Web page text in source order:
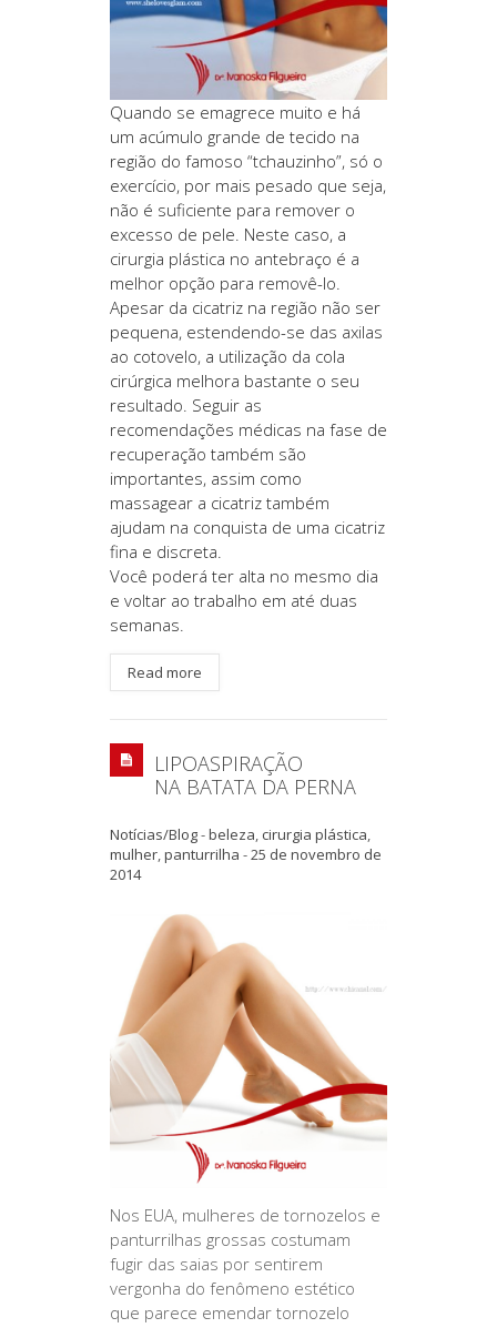
Quando se emagrece muito e há
um acúmulo grande de tecido na
região do famoso “tchauzinho”, só o
exercício, por mais pesado que seja,
não é suficiente para remover o
excesso de pele. Neste caso, a
cirurgia plástica no antebraço é a
melhor opção para removê-lo.
Apesar da cicatriz na região não ser
pequena, estendendo-se das axilas
ao cotovelo, a utilização da cola
cirúrgica melhora bastante o seu
resultado. Seguir as
recomendações médicas na fase de
recuperação também são
importantes, assim como
massagear a cicatriz também
ajudam na conquista de uma cicatriz
fina e discreta.
Você poderá ter alta no mesmo dia
e voltar ao trabalho em até duas
semanas.
Read more
LIPOASPIRAÇÃO
NA BATATA DA PERNA
Notícias/Blog-beleza, cirurgia plástica,
mulher,panturrilha -25 de novembro de
2014
Nos EUA, mulheres de tornozelos e
panturrilhas grossas costumam
fugir das saias por sentirem
vergonha do fenômeno estético
que parece emendar tornozelo